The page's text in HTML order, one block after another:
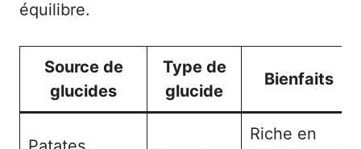
équilibre.
Source de
glucides
Type de
glucide
Bienfaits
Riche en